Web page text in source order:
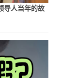
导人当年的故